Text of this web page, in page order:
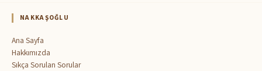
NAKKAŞOĞLU
Ana Sayfa
Hakkımızda
Sıkça Sorulan Sorular